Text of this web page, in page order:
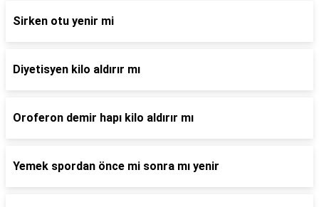
Sirken otu yenir mi
Diyetisyen kilo aldırır mı
Oroferon demir hapı kilo aldırır mı
Yemek spordan önce mi sonra mı yenir